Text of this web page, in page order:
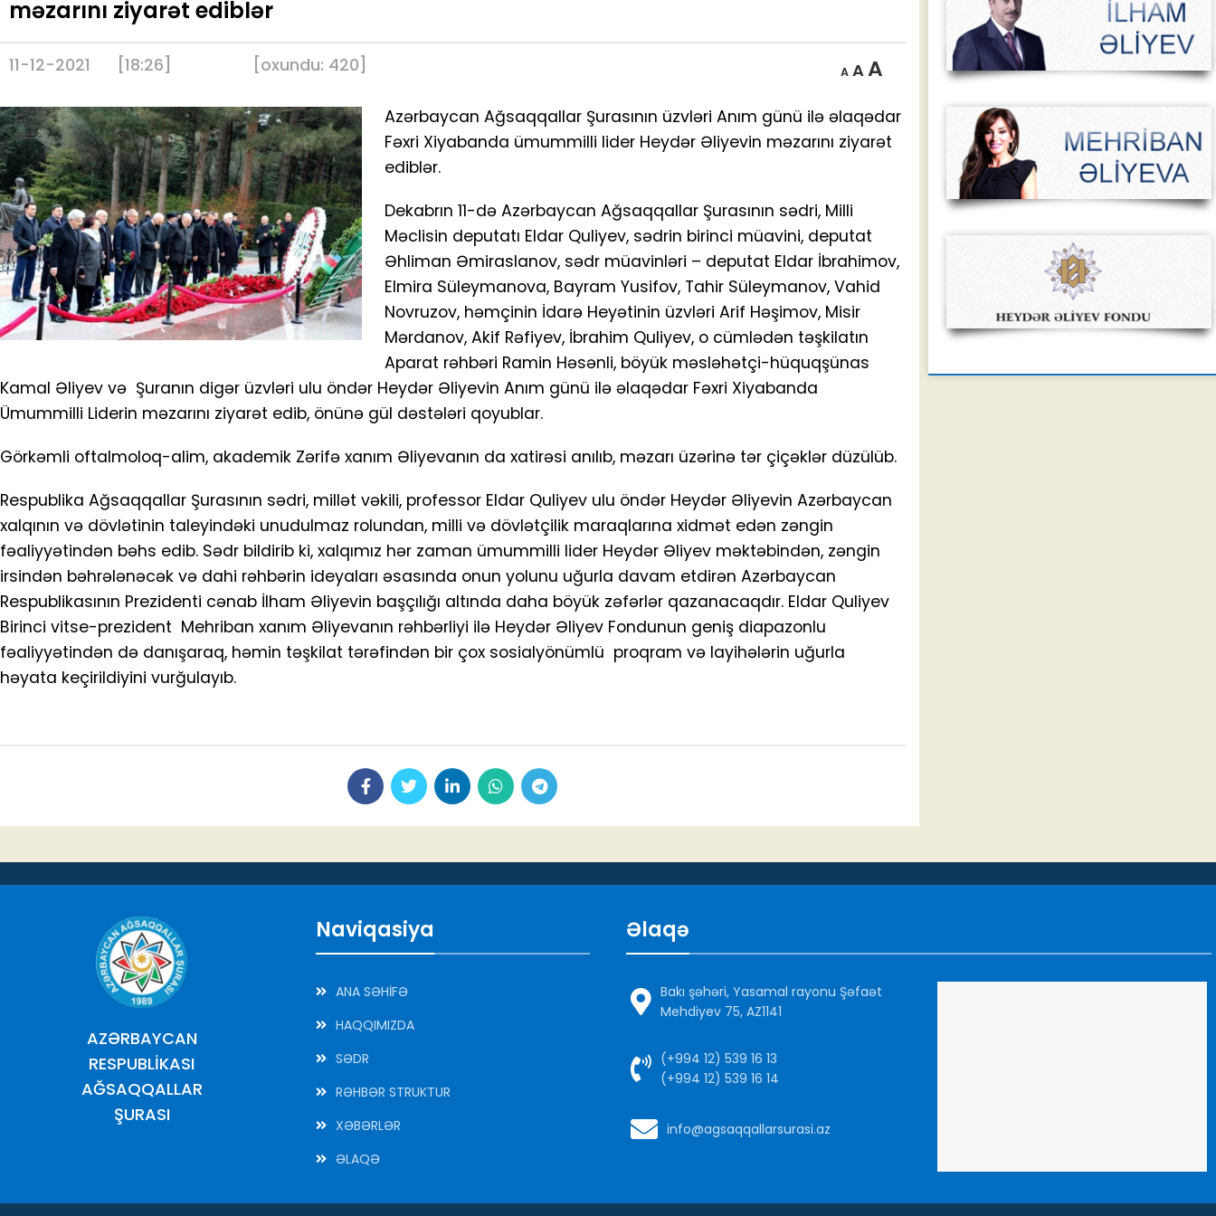
məzarını ziyarət ediblər
11-12-2021 [18:26] [oxundu: 420] A
Decrease
font
A Reset
size.
AIncrease
size.
Azərbaycan Ağsaqqallar Şurasının üzvləri Anım günü ilə əlaqədar
Fəxri Xiyabanda ümummilli lider Heydər Əliyevin məzarını ziyarət
ediblər.
Dekabrın 11-də Azərbaycan Ağsaqqallar Şurasının sədri, Milli
Məclisin deputatı Eldar Quliyev, sədrin birinci müavini, deputat
Əhliman Əmiraslanov, sədr müavinləri – deputat Eldar İbrahimov,
Elmira Süleymanova, Bayram Yusifov, Tahir Süleymanov, Vahid
Novruzov, həmçinin İdarə Heyətinin üzvləri Arif Həşimov, Misir
Mərdanov, Akif Rəfiyev, İbrahim Quliyev, o cümlədən təşkilatın
Aparat rəhbəri Ramin Həsənli, böyük məsləhətçi-hüquqşünas
Kamal Əliyev və Şuranın digər üzvləri ulu öndər Heydər Əliyevin Anım günü ilə əlaqədar Fəxri Xiyabanda
Ümummilli Liderin məzarını ziyarət edib, önünə gül dəstələri qoyublar.
Görkəmli oftalmoloq-alim, akademik Zərifə xanım Əliyevanın da xatirəsi anılıb, məzarı üzərinə tər çiçəklər düzülüb.
Respublika Ağsaqqallar Şurasının sədri, millət vəkili, professor Eldar Quliyev ulu öndər Heydər Əliyevin Azərbaycan
xalqının və dövlətinin taleyindəki unudulmaz rolundan, milli və dövlətçilik maraqlarına xidmət edən zəngin
fəaliyyətindən bəhs edib. Sədr bildirib ki, xalqımız hər zaman ümummilli lider Heydər Əliyev məktəbindən, zəngin
irsindən bəhrələnəcək və dahi rəhbərin ideyaları əsasında onun yolunu uğurla davam etdirən Azərbaycan
Respublikasının Prezidenti cənab İlham Əliyevin başçılığı altında daha böyük zəfərlər qazanacaqdır. Eldar Quliyev
Birinci vitse-prezident Mehriban xanım Əliyevanın rəhbərliyi ilə Heydər Əliyev Fondunun geniş diapazonlu
fəaliyyətindən də danışaraq, həmin təşkilat tərəfindən bir çox sosialyönümlü proqram və layihələrin uğurla
həyata keçirildiyini vurğulayıb.
AZƏRBAYCAN
RESPUBLİKASI
AĞSAQQALLAR
ŞURASI
Naviqasiya
ANA SƏHİFƏ
HAQQIMIZDA
SƏDR
RƏHBƏR STRUKTUR
XƏBƏRLƏR
ƏLAQƏ
Əlaqə
Bakı şəhəri, Yasamal rayonu Şəfaət
Mehdiyev 75, AZ1141
(+994 12) 539 16 13
(+994 12) 539 16 14
info@agsaqqallarsurasi.az